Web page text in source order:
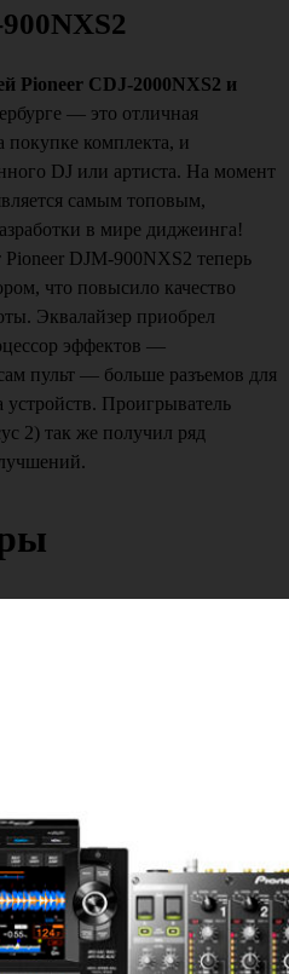
Pioneer CDJ-2000NXS2 и
— это отличная
покупке комплекта, и
DJ или артиста. На момент
самым топовым,
в мире диджеинга!
DJM-900NXS2 теперь
что повысило качество
Эквалайзер приобрел
эффектов —
пульт — больше разъемов для
Проигрыватель
2) так же получил ряд